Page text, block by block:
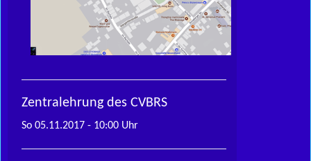
Zentralehrung des CVBRS
So 05.11.2017 - 10:00 Uhr